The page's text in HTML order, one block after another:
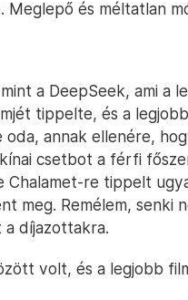
és méltatlan
a DeepSeek, ami a
tippelte, és a
annak ellenére,
csetbot a férfi
Chalamet-re tippelt
meg. Remélem, senki
a díjazottakra.
volt, és a legjobb